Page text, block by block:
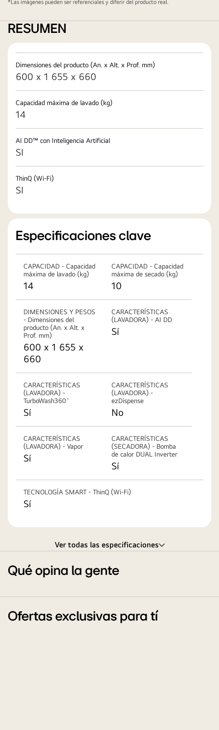
*Las imágenes pueden ser referenciales y diferir del producto real.
RESUMEN
Dimensiones del producto (An. x Alt. x Prof. mm)
600 x 1 655 x 660
Capacidad máxima de lavado (kg)
14
AI DD™ con Inteligencia Artificial
SI
ThinQ (Wi-Fi)
SI
Especificaciones clave
CAPACIDAD - Capacidad
máxima de lavado (kg)
14
CAPACIDAD - Capacidad
máxima de secado (kg)
10
DIMENSIONES Y PESOS
- Dimensiones del
producto (An. x Alt. x
Prof. mm)
600 x 1 655 x
660
CARACTERÍSTICAS
(LAVADORA) - AI DD
Sí
CARACTERÍSTICAS
(LAVADORA) -
TurboWash360˚
Sí
CARACTERÍSTICAS
(LAVADORA) -
ezDispense
No
CARACTERÍSTICAS
(LAVADORA) - Vapor
Sí
CARACTERÍSTICAS
(SECADORA) - Bomba
de calor DUAL Inverter
Sí
TECNOLOGÍA SMART - ThinQ (Wi-Fi)
Sí
Ver todas las especificaciones
Qué opina la gente
Ofertas exclusivas para tí